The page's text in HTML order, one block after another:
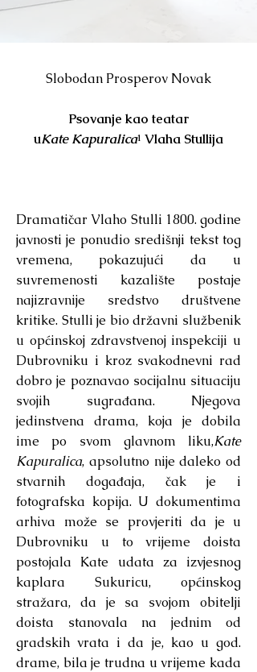
Slobodan Prosperov Novak
Psovanje kao teatar
uKate Kapuralica¹ Vlaha Stullija
Dramatičar Vlaho Stulli 1800. godine
javnosti je ponudio središnji tekst tog
vremena, pokazujući da u
suvremenosti kazalište postaje
najizravnije sredstvo društvene
kritike. Stulli je bio državni službenik
u općinskoj zdravstvenoj inspekciji u
Dubrovniku i kroz svakodnevni rad
dobro je poznavao socijalnu situaciju
svojih sugrađana. Njegova
jedinstvena drama, koja je dobila
ime po svom glavnom liku,Kate
Kapuralica, apsolutno nije daleko od
stvarnih događaja, čak je i
fotografska kopija. U dokumentima
arhiva može se provjeriti da je u
Dubrovniku u to vrijeme doista
postojala Kate udata za izvjesnog
kaplara Sukuricu, općinskog
stražara, da je sa svojom obitelji
doista stanovala na jednim od
gradskih vrata i da je, kao u god.
drame, bila je trudna u vrijeme kada